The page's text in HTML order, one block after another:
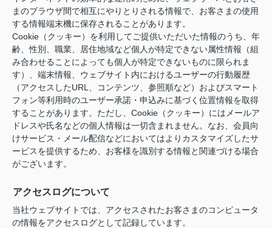
まのブラウザ間で相互にやりとりされる情報で、お客さまの使用
する情報端末機に保存されることがあります。
Cookie（クッキー）を利用してご提供いただいた情報のうち、年
齢、性別、職業、居住地域など個人が特定できない属性情報（組
み合わせることによっても個人が特定できないものに限られま
す）、端末情報、ウェブサイト内におけるユーザーの行動履歴
（アクセスしたURL、コンテンツ、参照順など）およびスマート
フォン等利用時のユーザー承諾・申込みに基づく位置情報を取得
することがあります。ただし、Cookie（クッキー）にはメールア
ドレスや氏名などの個人情報は一切含まれません。なお、会員向
けサービス・メール配信などにおいてはよりカスタマイズしたサ
ービスを提供するため、お客様を識別する情報と関連づける場合
がございます。
アクセスログについて
当社ウェブサイトでは、アクセスされたお客さまのコンピュータ
の情報をアクセスログとして記録しています。